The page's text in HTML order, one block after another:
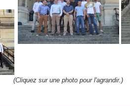
(Cliquez sur une photo pour l'agrandir.)